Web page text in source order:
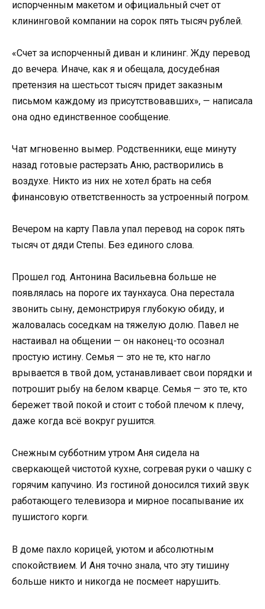
испорченным макетом и официальный счет от
клининговой компании на сорок пять тысяч рублей.
«Счет за испорченный диван и клининг. Жду перевод
до вечера. Иначе, как я и обещала, досудебная
претензия на шестьсот тысяч придет заказным
письмом каждому из присутствовавших», — написала
она одно единственное сообщение.
Чат мгновенно вымер. Родственники, еще минуту
назад готовые растерзать Аню, растворились в
воздухе. Никто из них не хотел брать на себя
финансовую ответственность за устроенный погром.
Вечером на карту Павла упал перевод на сорок пять
тысяч от дяди Степы. Без единого слова.
Прошел год. Антонина Васильевна больше не
появлялась на пороге их таунхауса. Она перестала
звонить сыну, демонстрируя глубокую обиду, и
жаловалась соседкам на тяжелую долю. Павел не
настаивал на общении — он наконец-то осознал
простую истину. Семья — это не те, кто нагло
врывается в твой дом, устанавливает свои порядки и
потрошит рыбу на белом кварце. Семья — это те, кто
бережет твой покой и стоит с тобой плечом к плечу,
даже когда всё вокруг рушится.
Снежным субботним утром Аня сидела на
сверкающей чистотой кухне, согревая руки о чашку с
горячим капучино. Из гостиной доносился тихий звук
работающего телевизора и мирное посапывание их
пушистого корги.
В доме пахло корицей, уютом и абсолютным
спокойствием. И Аня точно знала, что эту тишину
больше никто и никогда не посмеет нарушить.